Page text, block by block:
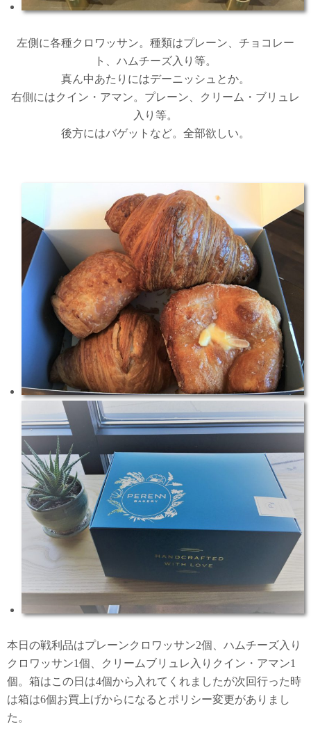
左側に各種クロワッサン。種類はプレーン、チョコレー
ト、ハムチーズ入り等。
真ん中あたりにはデーニッシュとか。
右側にはクイン・アマン。プレーン、クリーム・ブリュレ
入り等。
後方にはバゲットなど。全部欲しい。
本日の戦利品はプレーンクロワッサン2個、ハムチーズ入り
クロワッサン1個、クリームブリュレ入りクイン・アマン1
個。箱はこの日は4個から入れてくれましたが次回行った時
は箱は6個お買上げからになるとポリシー変更がありまし
た。